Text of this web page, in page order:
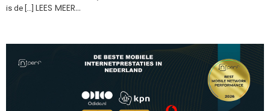
is de […] LEES MEER…